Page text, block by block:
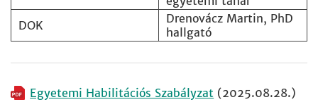
DOK
Drenovácz Martin, PhD
hallgató
Egyetemi Habilitációs Szabályzat (2025.08.28.)